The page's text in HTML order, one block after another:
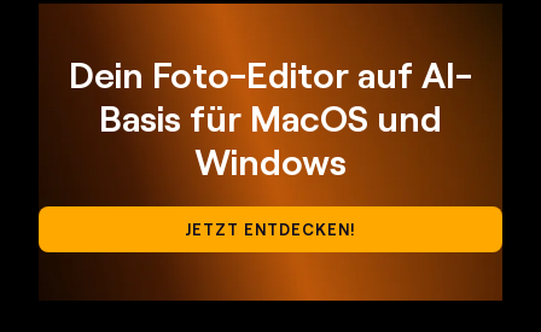
Dein Foto-Editor auf AI-
Basis für MacOS und
Windows
JETZT ENTDECKEN!